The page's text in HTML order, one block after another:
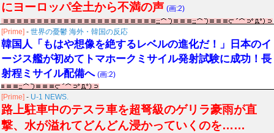
にヨーロッパ全土から不満の声 (画:2)
[Prime] - 世界の憂鬱 海外・韓国の反応
韓国人「もはや想像を絶するレベルの進化だ！」日本のイ
ージス艦が初めてトマホークミサイル発射試験に成功！長
射程ミサイル配備へ (画:2)
[Prime] - U-1 NEWS.
路上駐車中のテスラ車を超弩級のゲリラ豪雨が直
撃、水が溢れてどんどん浸かっていくのを……